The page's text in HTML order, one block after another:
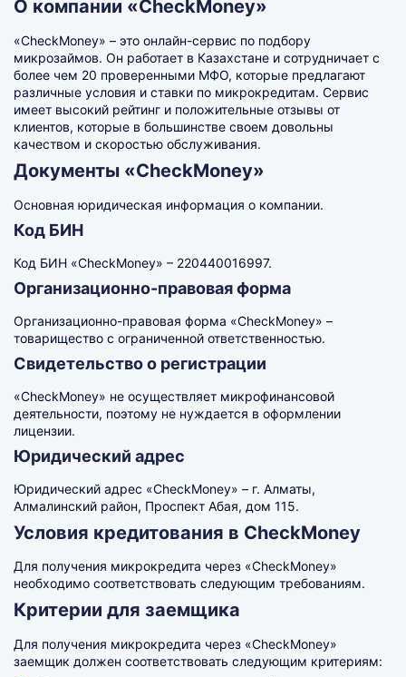
О компании «CheckMoney»
«CheckMoney» – это онлайн-сервис по подбору
микрозаймов. Он работает в Казахстане и сотрудничает с
более чем 20 проверенными МФО, которые предлагают
различные условия и ставки по микрокредитам. Сервис
имеет высокий рейтинг и положительные отзывы от
клиентов, которые в большинстве своем довольны
качеством и скоростью обслуживания.
Документы «CheckMoney»
Основная юридическая информация о компании.
Код БИН
Код БИН «CheckMoney» – 220440016997.
Организационно-правовая форма
Организационно-правовая форма «CheckMoney» –
товарищество с ограниченной ответственностью.
Свидетельство о регистрации
«CheckMoney» не осуществляет микрофинансовой
деятельности, поэтому не нуждается в оформлении
лицензии.
Юридический адрес
Юридический адрес «CheckMoney» – г. Алматы,
Алмалинский район, Проспект Абая, дом 115.
Условия кредитования в CheckMoney
Для получения микрокредита через «CheckMoney»
необходимо соответствовать следующим требованиям.
Критерии для заемщика
Для получения микрокредита через «CheckMoney»
заемщик должен соответствовать следующим критериям: